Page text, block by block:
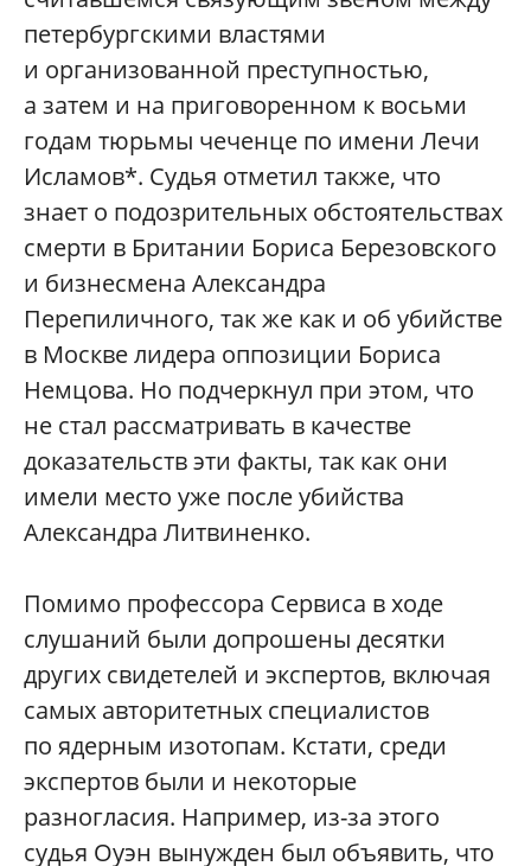
петербургскими властями
и организованной преступностью,
а затем и на приговоренном к восьми
годам тюрьмы чеченце по имени Лечи
Исламов*. Судья отметил также, что
знает о подозрительных обстоятельствах
смерти в Британии Бориса Березовского
и бизнесмена Александра
Перепиличного, так же как и об убийстве
в Москве лидера оппозиции Бориса
Немцова. Но подчеркнул при этом, что
не стал рассматривать в качестве
доказательств эти факты, так как они
имели место уже после убийства
Александра Литвиненко.
Помимо профессора Сервиса в ходе
слушаний были допрошены десятки
других свидетелей и экспертов, включая
самых авторитетных специалистов
по ядерным изотопам. Кстати, среди
экспертов были и некоторые
разногласия. Например, из-за этого
судья Оуэн вынужден был объявить, что